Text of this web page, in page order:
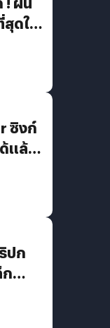
ดใน
ซิงก์
แล้ว
ปก